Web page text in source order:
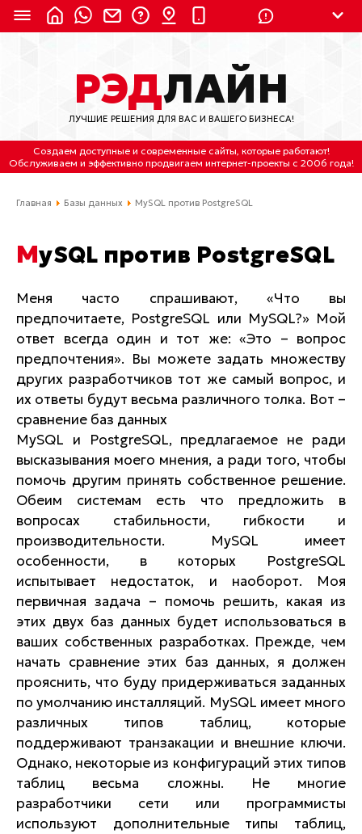
8 (800) 550-9899 (с 2:30 до 11:30 по
Мск)
Бесплатно по России
(4212) 658-653
(4212) 637-673
Отдельный вход \ Левый торец здания
info@lred.ru
Все контакты
РЭДЛАЙН
ЛУЧШИЕ РЕШЕНИЯ ДЛЯ ВАС И ВАШЕГО БИЗНЕСА!
Создаем доступные и современные сайты, которые работают!
Обслуживаем и эффективно продвигаем интернет-проекты с 2006 года!
Главная Базы данных MySQL против PostgreSQL
MySQL против PostgreSQL
Меня часто спрашивают, «Что вы
предпочитаете, PostgreSQL или MySQL?» Мой
ответ всегда один и тот же: «Это – вопрос
предпочтения». Вы можете задать множеству
других разработчиков тот же самый вопрос, и
их ответы будут весьма различного толка. Вот –
сравнение баз данных
MySQL и PostgreSQL, предлагаемое не ради
высказывания моего мнения, а ради того, чтобы
помочь другим принять собственное решение.
Обеим системам есть что предложить в
вопросах стабильности, гибкости и
производительности. MySQL имеет
особенности, в которых PostgreSQL
испытывает недостаток, и наоборот. Моя
первичная задача – помочь решить, какая из
этих двух баз данных будет использоваться в
ваших собственных разработках. Прежде, чем
начать сравнение этих баз данных, я должен
прояснить, что буду придерживаться заданных
по умолчанию инсталляций. MySQL имеет много
различных типов таблиц, которые
поддерживают транзакации и внешние ключи.
Однако, некоторые из конфигураций этих типов
таблиц весьма сложны. Не многие
разработчики сети или программисты
используют дополнительные типы таблиц,